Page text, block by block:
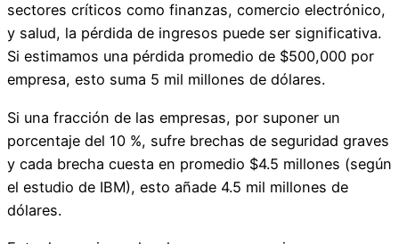
sectores críticos como finanzas, comercio electrónico,
y salud, la pérdida de ingresos puede ser significativa.
Si estimamos una pérdida promedio de $500,000 por
empresa, esto suma 5 mil millones de dólares.
Si una fracción de las empresas, por suponer un
porcentaje del 10 %, sufre brechas de seguridad graves
y cada brecha cuesta en promedio $4.5 millones (según
el estudio de IBM), esto añade 4.5 mil millones de
dólares.